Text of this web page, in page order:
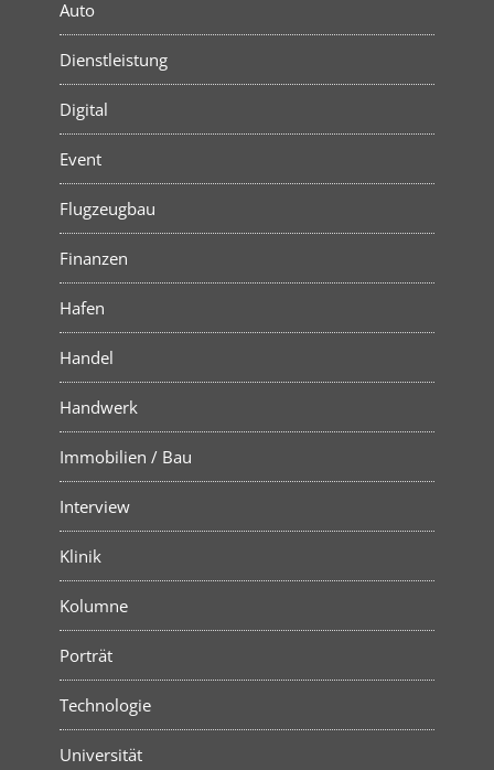
Auto
Dienstleistung
Digital
Event
Flugzeugbau
Finanzen
Hafen
Handel
Handwerk
Immobilien / Bau
Interview
Klinik
Kolumne
Porträt
Technologie
Universität